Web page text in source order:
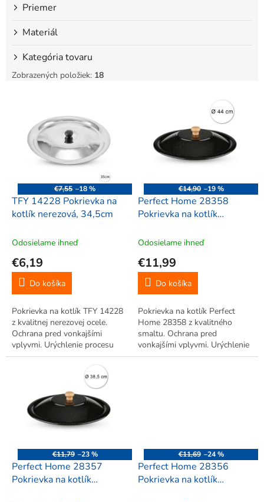
Priemer
Materiál
Kategória tovaru
Zobrazených položiek: 18
d
€7,55 –18 %
TFY 14228 Pokrievka na
kotlík nerezová, 34,5cm
Odosielame ihneď
€6,19
Do košíka
Pokrievka na kotlík TFY 14228
z kvalitnej nerezovej ocele.
Ochrana pred vonkajšími
vplyvmi. Urýchlenie procesu
varenia.
€14,90 –19 %
Perfect Home 28358
Pokrievka na kotlík
Odosielame ihneď
€11,99
Do košíka
Pokrievka na kotlík Perfect
Home 28358 z kvalitného
smaltu. Ochrana pred
vonkajšími vplyvmi. Urýchlenie
procesu varenia.
€11,79 –23 %
Perfect Home 28357
Pokrievka na kotlík
€11,69 –24 %
Perfect Home 28356
Pokrievka na kotlík